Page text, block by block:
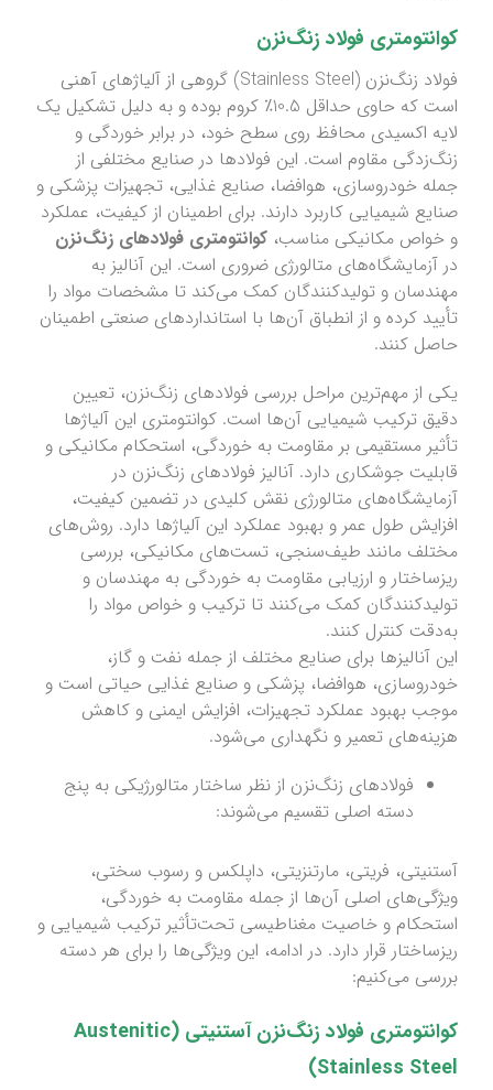
کوانتومتری فولاد زنگ‌نزن
فولاد زنگ‌نزن (Stainless Steel) گروهی از آلیاژهای آهنی
است که حاوی حداقل 10.5٪ کروم بوده و به دلیل تشکیل یک
لایه اکسیدی محافظ روی سطح خود، در برابر خوردگی و
زنگ‌زدگی مقاوم است. این فولادها در صنایع مختلفی از
جمله خودروسازی، هوافضا، صنایع غذایی، تجهیزات پزشکی و
صنایع شیمیایی کاربرد دارند. برای اطمینان از کیفیت، عملکرد
و خواص مکانیکی مناسب،کوانتومتری فولادهای زنگ‌نزن
در آزمایشگاه‌های متالورژی ضروری است. این آنالیز به
مهندسان و تولیدکنندگان کمک می‌کند تا مشخصات مواد را
تأیید کرده و از انطباق آن‌ها با استانداردهای صنعتی اطمینان
حاصل کنند.
یکی از مهم‌ترین مراحل بررسی فولادهای زنگ‌نزن، تعیین
دقیق ترکیب شیمیایی آن‌ها است. کوانتومتری این آلیاژها
تأثیر مستقیمی بر مقاومت به خوردگی، استحکام مکانیکی و
قابلیت جوشکاری دارد. آنالیز فولادهای زنگ‌نزن در
آزمایشگاه‌های متالورژی نقش کلیدی در تضمین کیفیت،
افزایش طول عمر و بهبود عملکرد این آلیاژها دارد. روش‌های
مختلف مانند طیف‌سنجی، تست‌های مکانیکی، بررسی
ریزساختار و ارزیابی مقاومت به خوردگی به مهندسان و
تولیدکنندگان کمک می‌کنند تا ترکیب و خواص مواد را
به‌دقت کنترل کنند.
این آنالیزها برای صنایع مختلف از جمله نفت و گاز،
خودروسازی، هوافضا، پزشکی و صنایع غذایی حیاتی است و
موجب بهبود عملکرد تجهیزات، افزایش ایمنی و کاهش
هزینه‌های تعمیر و نگهداری می‌شود.
فولادهای زنگ‌نزن از نظر ساختار متالورژیکی به پنج
دسته اصلی تقسیم می‌شوند:
آستنیتی، فریتی، مارتنزیتی، داپلکس و رسوب سختی،
ویژگی‌های اصلی آن‌ها از جمله مقاومت به خوردگی،
استحکام و خاصیت مغناطیسی تحت‌تأثیر ترکیب شیمیایی و
ریزساختار قرار دارد. در ادامه، این ویژگی‌ها را برای هر دسته
بررسی می‌کنیم:
کوانتومتری فولاد زنگ‌نزن آستنیتی (Austenitic
Stainless Steel)